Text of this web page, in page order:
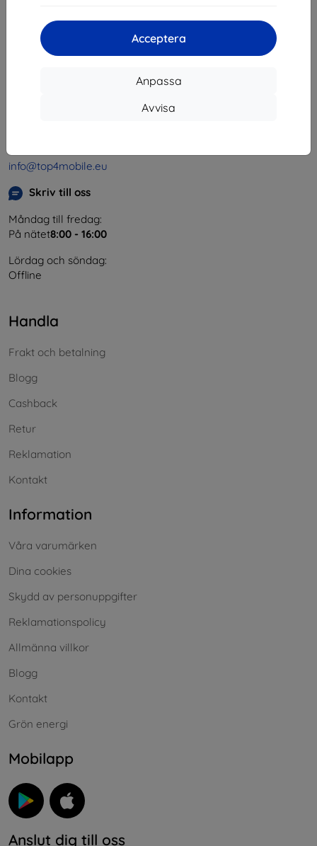
Acceptera
Anpassa
Avvisa
Shield-SK s.r.o.
46701494
Momsregistreringsnummer:SK2023549671
info@top4mobile.eu
Skriv till oss
Måndag till fredag:
På nätet8:00 - 16:00
Lördag och söndag:
Offline
Handla
Frakt och betalning
Blogg
Cashback
Retur
Reklamation
Kontakt
Information
Våra varumärken
Dina cookies
Skydd av personuppgifter
Reklamationspolicy
Allmänna villkor
Blogg
Kontakt
Grön energi
Mobilapp
Anslut dig till oss